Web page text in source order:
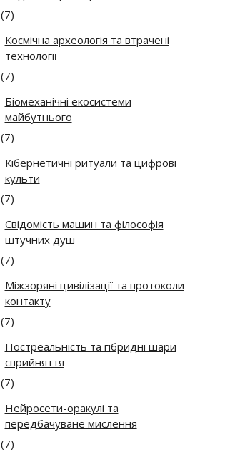
(7)
Космічна археологія та втрачені
технології
(7)
Біомеханічні екосистеми
майбутнього
(7)
Кібернетичні ритуали та цифрові
культи
(7)
Свідомість машин та філософія
штучних душ
(7)
Міжзоряні цивілізації та протоколи
контакту
(7)
Постреальність та гібридні шари
сприйняття
(7)
Нейросети-оракулі та
передбачуване мислення
(7)